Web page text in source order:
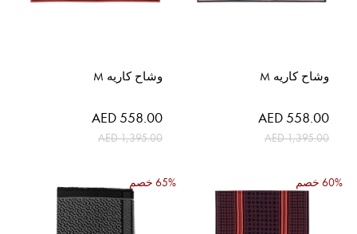
وشاح كاريه M
السعر
الخاص
AED 558.00
AED 1,395.00
وشاح كاريه M
السعر
الخاص
AED 558.00
AED 1,395.00
60% خصم 65% خصم